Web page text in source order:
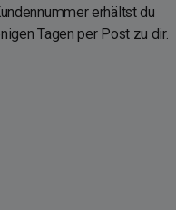
erhältst du
Tagen per Post zu dir.